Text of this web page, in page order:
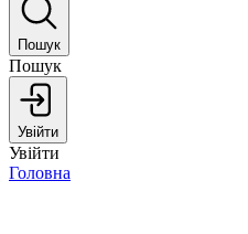
Пошук
Пошук
Увійти
Увійти
Головна